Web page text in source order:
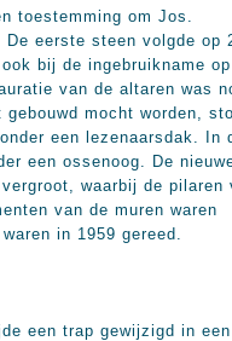
toestemming om Jos.
eerste steen volgde op
bij de ingebruikname
van de altaren was
mocht worden,
een lezenaarsdak. In
een ossenoog. De
waarbij de pilaren
van de muren waren
in 1959 gereed.
een trap gewijzigd in een